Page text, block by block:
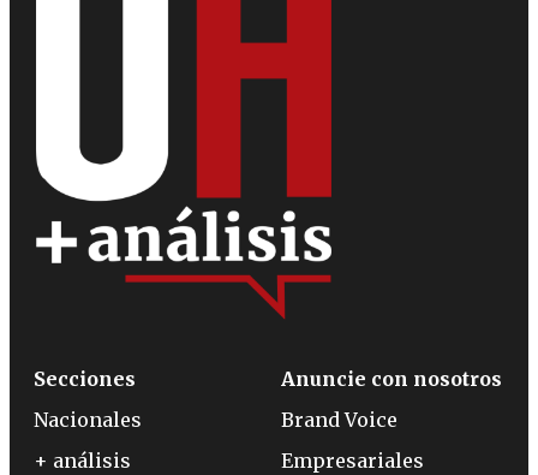
Secciones
Nacionales
+ análisis
Anuncie con nosotros
Brand Voice
Empresariales